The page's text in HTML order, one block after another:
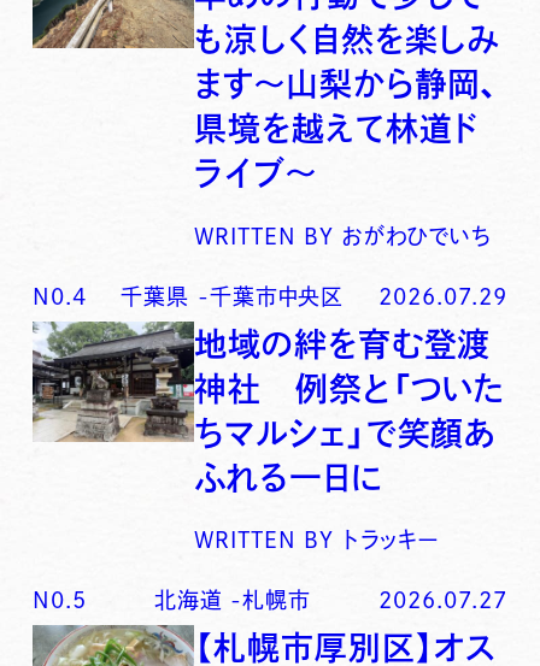
も涼しく自然を楽しみ
ます〜山梨から静岡、
県境を越えて林道ド
ライブ〜
WRITTEN BY おがわひでいち
N0. 4 千葉県 -千葉市中央区 2026.07.29
地域の絆を育む登渡
神社 例祭と「ついた
ちマルシェ」で笑顔あ
ふれる一日に
WRITTEN BY トラッキー
N0. 5 北海道 -札幌市 2026.07.27
【札幌市厚別区】オス